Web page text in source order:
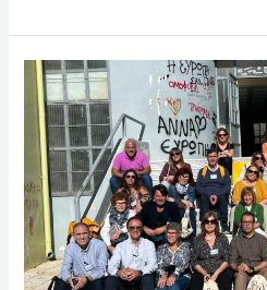
Erasmus
aktivnosti